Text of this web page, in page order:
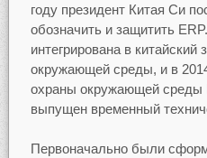
году президент Китая Си
обозначить и защитить
интегрирована в китайский
окружающей среды, и в
охраны окружающей среды
выпущен временный
Первоначально были